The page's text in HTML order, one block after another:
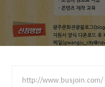
http://www.busjoin.com/